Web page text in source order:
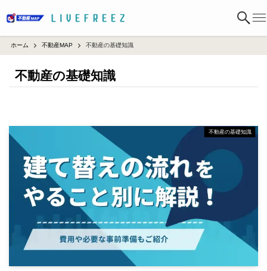
ホーム 不動産MAP 不動産の基礎知識
不動産の基礎知識
不動産の基礎知識